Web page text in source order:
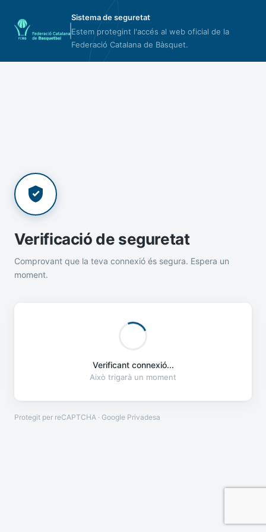
Sistema de seguretat
Estem protegint l'accés al web oficial de la
Federació Catalana de Bàsquet.
Verificació de seguretat
Comprovant que la teva connexió és segura. Espera un
moment.
Verificant connexió...
Això trigarà un moment
Protegit per reCAPTCHA · Google Privadesa